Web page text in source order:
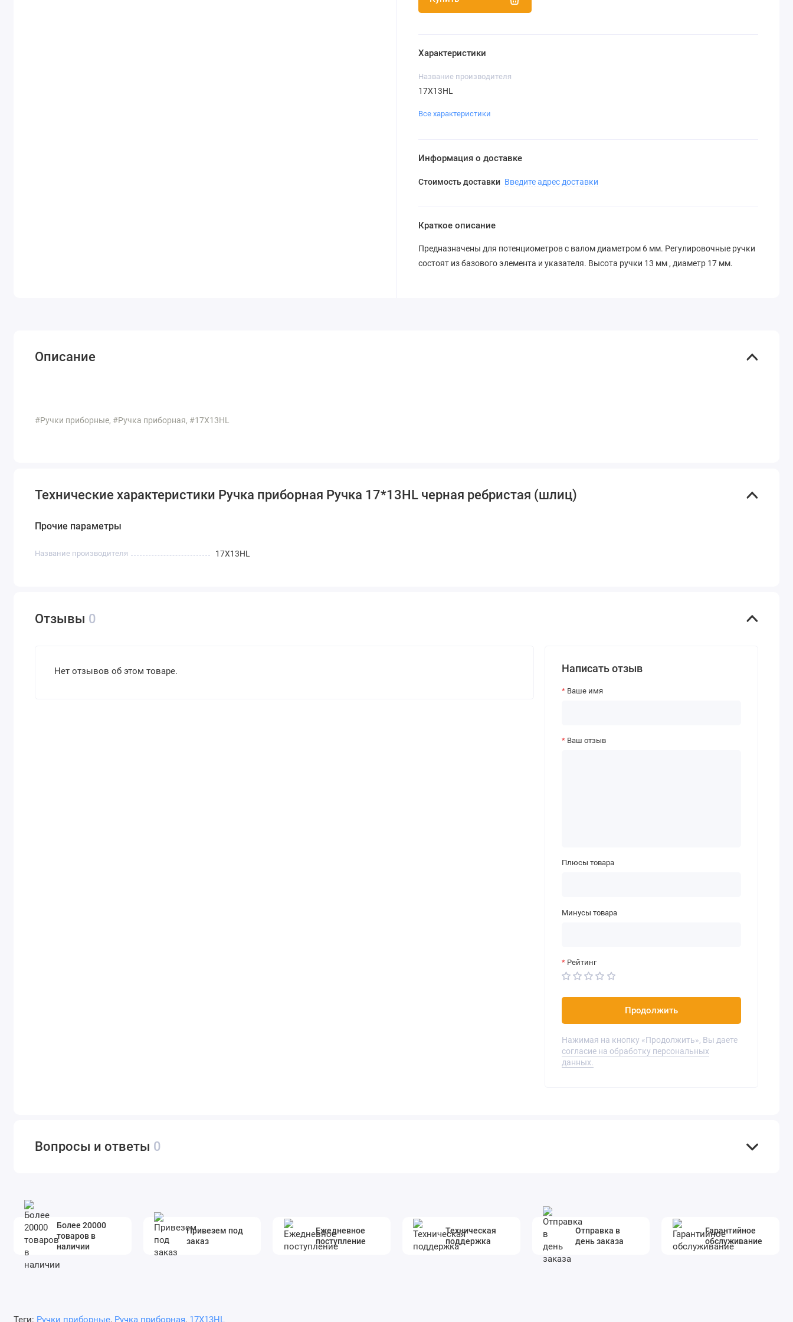
Характеристики
Название производителя
17X13HL
Все характеристики
Информация о доставке
Стоимость доставки Введите адрес доставки
Краткое описание
Предназначены для потенциометров с валом диаметром 6 мм. Регулировочные ручки
состоят из базового элемента и указателя. Высота ручки 13 мм , диаметр 17 мм.
Описание
#Ручки приборные, #Ручка приборная, #17X13HL
Технические характеристики Ручка приборная Ручка 17*13HL черная ребристая (шлиц)
Прочие параметры
Название производителя 17X13HL
Отзывы 0
Нет отзывов об этом товаре. Написать отзыв
Ваше имя
Ваш отзыв
Плюсы товара
Минусы товара
Рейтинг
Продолжить
Нажимая на кнопку «Продолжить», Вы даете
согласие на обработку персональных
данных.
Вопросы и ответы 0
Более 20000
товаров в
наличии
Привезем под
заказ
Ежедневное
поступление
Техническая
поддержка
Отправка в
день заказа
Гарантийное
обслуживание
Теги: Ручки приборные, Ручка приборная, 17X13HL